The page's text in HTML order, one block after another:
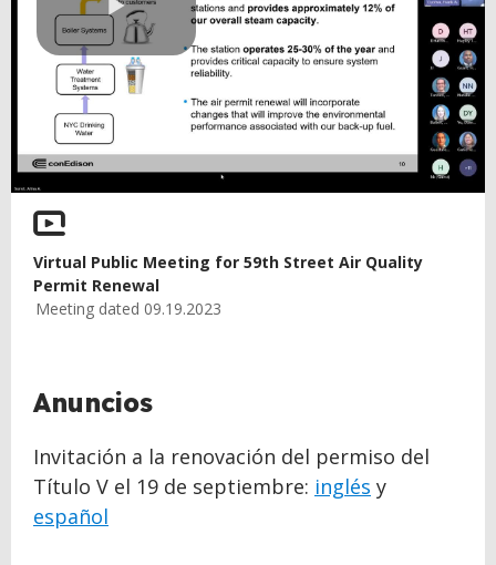
Play
Video
Virtual Public Meeting for 59th Street Air Quality
Permit Renewal
Meeting dated 09.19.2023
Anuncios
Invitación a la renovación del permiso del
Título V el 19 de septiembre: inglés y
español